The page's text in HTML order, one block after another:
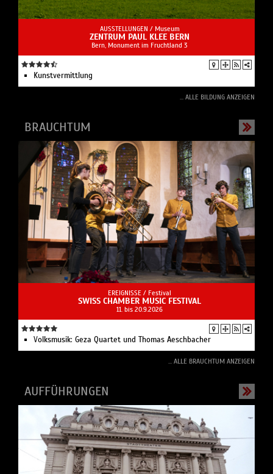
AUSSTELLUNGEN / Museum
ZENTRUM PAUL KLEE BERN
Bern, Monument im Fruchtland 3
Kunstvermittlung
... ALLE BILDUNG ANZEIGEN
BRAUCHTUM
EREIGNISSE / Festival
SWISS CHAMBER MUSIC FESTIVAL
11. bis 20.9.2026
Volksmusik: Geza Quartet und Thomas Aeschbacher
... ALLE BRAUCHTUM ANZEIGEN
AUFFÜHRUNGEN